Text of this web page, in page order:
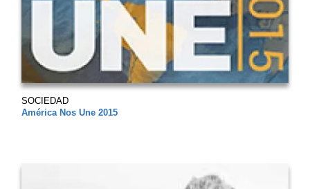
SOCIEDAD
América Nos Une 2015